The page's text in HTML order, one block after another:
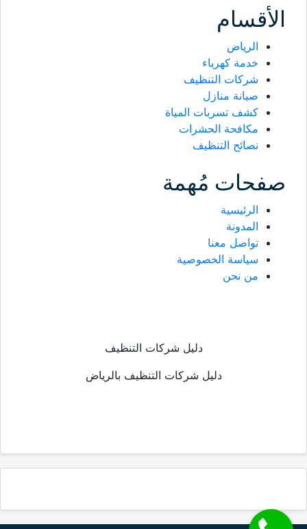
الأقسام
الرياض
خدمة كهرباء
شركات التنظيف
صيانة منازل
كشف تسربات المياة
مكافحة الحشرات
نصائح التنظيف
صفحات مُهمة
الرئيسية
المدونة
تواصل معنا
سياسة الخصوصية
من نحن
دليل شركات التنظيف
دليل شركات التنظيف بالرياض